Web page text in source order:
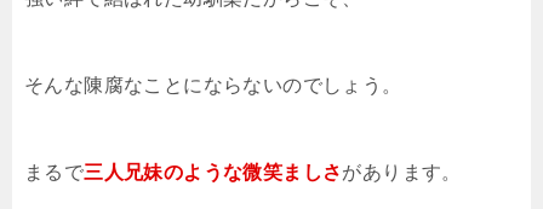
そんな陳腐なことにならないのでしょう。
まるで三人兄妹のような微笑ましさがあります。